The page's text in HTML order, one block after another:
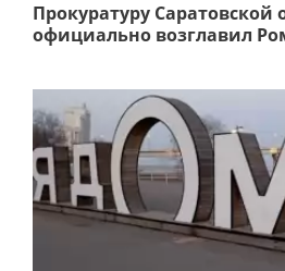
Прокуратуру Саратовской
официально возглавил